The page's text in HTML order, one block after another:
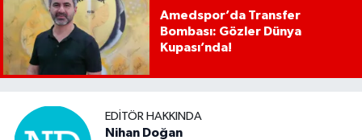
Amedspor’da Transfer
Bombası: Gözler Dünya
Kupası’nda!
EDITÖR HAKKINDA
Nihan Doğan